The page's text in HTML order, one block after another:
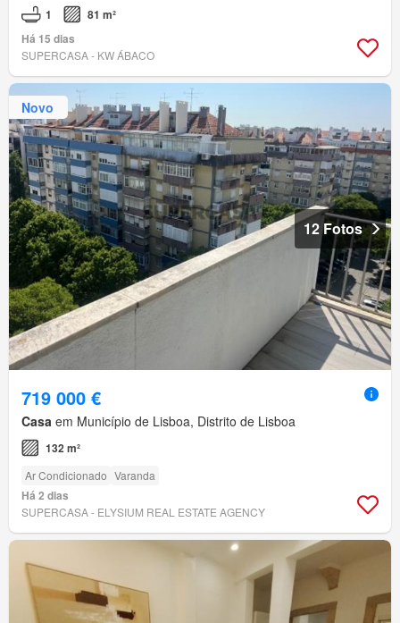
1
81 m²
Há 15 dias
SUPERCASA - KW ÁBACO
Novo
12 Fotos
719 000 €
Casa em Município de Lisboa, Distrito de Lisboa
132 m²
Ar Condicionado Varanda
Há 2 dias
SUPERCASA - ELYSIUM REAL ESTATE AGENCY